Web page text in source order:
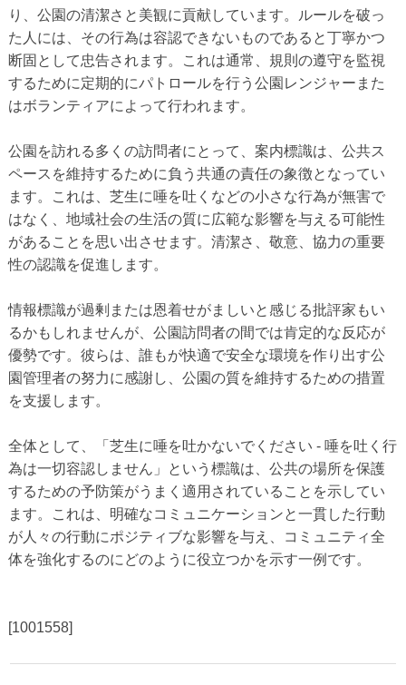
り、公園の清潔さと美観に貢献しています。ルールを破っ
た人には、その行為は容認できないものであると丁寧かつ
断固として忠告されます。これは通常、規則の遵守を監視
するために定期的にパトロールを行う公園レンジャーまた
はボランティアによって行われます。
公園を訪れる多くの訪問者にとって、案内標識は、公共ス
ペースを維持するために負う共通の責任の象徴となってい
ます。これは、芝生に唾を吐くなどの小さな行為が無害で
はなく、地域社会の生活の質に広範な影響を与える可能性
があることを思い出させます。清潔さ、敬意、協力の重要
性の認識を促進します。
情報標識が過剰または恩着せがましいと感じる批評家もい
るかもしれませんが、公園訪問者の間では肯定的な反応が
優勢です。彼らは、誰もが快適で安全な環境を作り出す公
園管理者の努力に感謝し、公園の質を維持するための措置
を支援します。
全体として、「芝生に唾を吐かないでください - 唾を吐く行
為は一切容認しません」という標識は、公共の場所を保護
するための予防策がうまく適用されていることを示してい
ます。これは、明確なコミュニケーションと一貫した行動
が人々の行動にポジティブな影響を与え、コミュニティ全
体を強化するのにどのように役立つかを示す一例です。
[1001558]